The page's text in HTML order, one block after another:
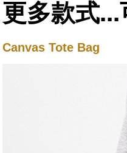
更多款式
Canvas Tote Bag